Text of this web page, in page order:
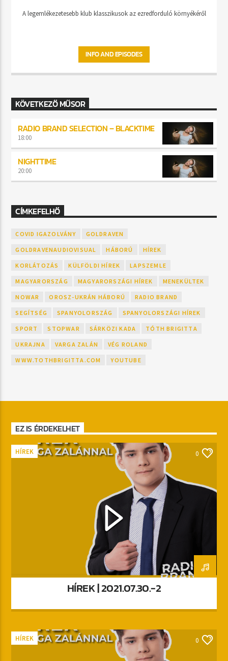
A legemlékezetesebb klub klasszikusok az ezredforduló környékéről
INFO AND EPISODES
KÖVETKEZŐ MŰSOR
RADIO BRAND SELECTION – BLACKTIME
18:00
NIGHTTIME
20:00
CÍMKEFELHŐ
COVID IGAZOLVÁNY GOLDRAVEN
GOLDRAVENAUDIOVISUAL HÁBORÚ HÍREK
KORLÁTOZÁS KÜLFÖLDI HÍREK LAPSZEMLE
MAGYARORSZÁG MAGYARORSZÁGI HÍREK MENEKÜLTEK
NOWAR OROSZ-UKRÁN HÁBORÚ RADIO BRAND
SEGÍTSÉG SPANYOLORSZÁG SPANYOLORSZÁGI HÍREK
SPORT STOPWAR SÁRKÖZI KADA TÓTH BRIGITTA
UKRAJNA VARGA ZALÁN VÉG ROLAND
WWW.TOTHBRIGITTA.COM YOUTUBE
EZ IS ÉRDEKELHET
HÍREK 0
HÍREK | 2021.07.30.-2
HÍREK 0